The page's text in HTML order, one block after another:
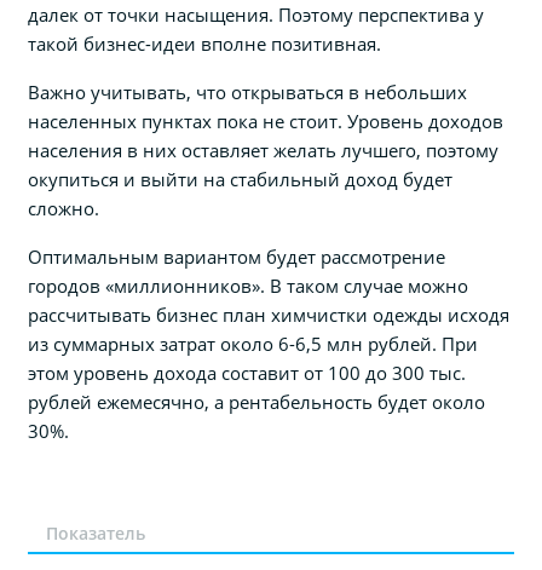
далек от точки насыщения. Поэтому перспектива у
такой бизнес-идеи вполне позитивная.
Важно учитывать, что открываться в небольших
населенных пунктах пока не стоит. Уровень доходов
населения в них оставляет желать лучшего, поэтому
окупиться и выйти на стабильный доход будет
сложно.
Оптимальным вариантом будет рассмотрение
городов «миллионников». В таком случае можно
рассчитывать бизнес план химчистки одежды исходя
из суммарных затрат около 6-6,5 млн рублей. При
этом уровень дохода составит от 100 до 300 тыс.
рублей ежемесячно, а рентабельность будет около
30%.
Показатель